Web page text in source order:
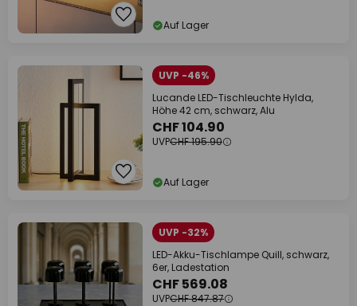
Auf Lager
UVP -46%
Lucande LED-Tischleuchte Hylda,
Höhe 42 cm, schwarz, Alu
CHF 104.90
UVPCHF 195.90
Auf Lager
UVP -32%
LED-Akku-Tischlampe Quill, schwarz,
6er, Ladestation
CHF 569.08
UVPCHF 847.87